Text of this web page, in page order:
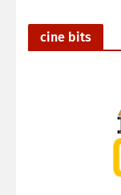
cine bits